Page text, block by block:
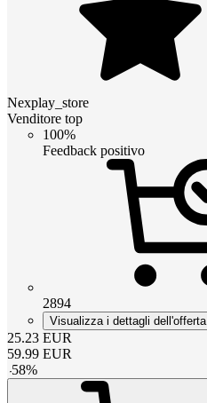
Nexplay_store
Venditore top
100%
Feedback positivo
2894
Visualizza i dettagli dell'offerta
25.23 EUR
59.99 EUR
-58%